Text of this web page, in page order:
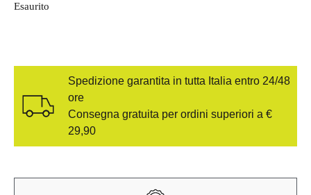
Esaurito
Spedizione garantita in tutta Italia entro 24/48
ore
Consegna gratuita per ordini superiori a €
29,90